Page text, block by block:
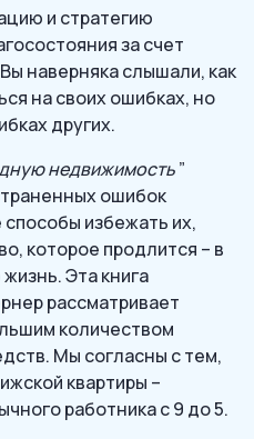
и стратегию
за счет
наверняка слышали, как
на своих ошибках, но
других.
недвижимость”
ошибок
избежать их,
которое продлится – в
Эта книга
рассматривает
количеством
Мы согласны с тем,
квартиры –
работника с 9 до 5.